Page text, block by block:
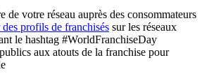
de votre réseau auprès des consommateurs
profils de franchisés sur les réseaux
le hashtag #WorldFranchiseDay
aux atouts de la franchise pour